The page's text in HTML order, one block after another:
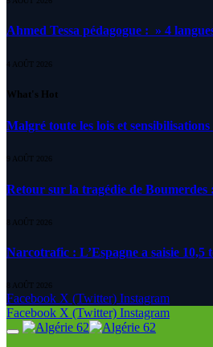
Ahmed Tessa pédagogue : » 4
4 AOÛT 2026
What's Hot
Malgré toute les lois et
9 AOÛT 2026
Retour sur la tragédie de Boumerdes
8 AOÛT 2026
Narcotrafic : L’Espagne a saisie
8 AOÛT 2026
Facebook X (Twitter) Instagram
Facebook X (Twitter) Instagram